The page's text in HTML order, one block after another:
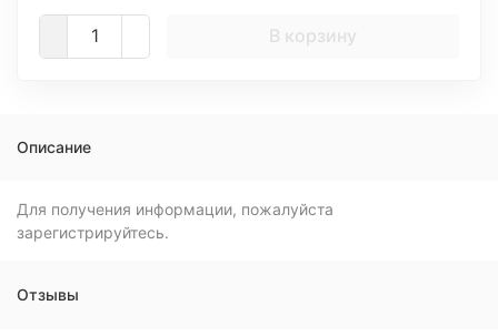
В корзину
Описание
Для получения информации, пожалуйста
зарегистрируйтесь.
Отзывы